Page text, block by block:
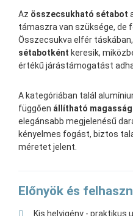
Az összecsukható sétabot
támaszra van szüksége, de
Összecsukva elfér
sétabotként keresik,
értékű járástámogatást
A kategóriában talál
függően állítható
elegánsabb megjelenésű
kényelmes fogást, biztos
méretet jelent.
Előnyök és
Kis helyigény - praktikus